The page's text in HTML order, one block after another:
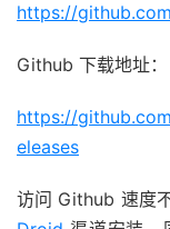
https://
Github 下载地址：
https://
eleases
访问 Github 速度